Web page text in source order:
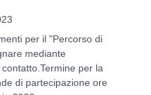
per il "Percorso di
mediante
per la
di partecipazione ore